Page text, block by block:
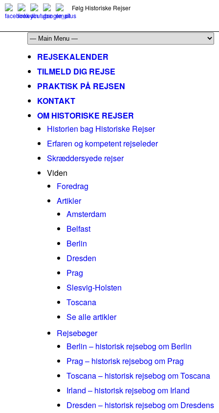
Følg Historiske Rejser
REJSEKALENDER
TILMELD DIG REJSE
PRAKTISK PÅ REJSEN
KONTAKT
OM HISTORISKE REJSER
Historien bag Historiske Rejser
Erfaren og kompetent rejseleder
Skræddersyede rejser
Viden
Foredrag
Artikler
Amsterdam
Belfast
Berlin
Dresden
Prag
Slesvig-Holsten
Toscana
Se alle artikler
Rejsebøger
Berlin – historisk rejsebog om Berlin
Prag – historisk rejsebog om Prag
Toscana – historisk rejsebog om Toscana
Irland – historisk rejsebog om Irland
Dresden – historisk rejsebog om Dresdens